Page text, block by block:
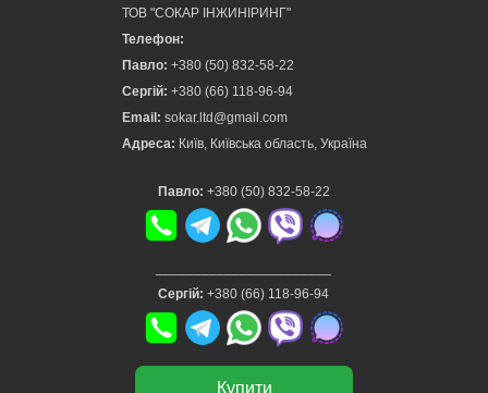
Купити
ТОВ "СОКАР ІНЖИНІРИНГ"
Телефон:
Павло: +380 (50) 832-58-22
Сергій: +380 (66) 118-96-94
Email: sokar.ltd@gmail.com
Адреса: Київ, Київська область, Україна
Павло: +380 (50) 832-58-22
Сергій: +380 (66) 118-96-94